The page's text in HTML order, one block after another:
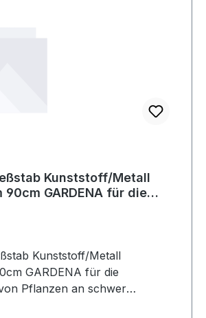
GARDENA für die
GARDENA für die
Pflanzen an schwer